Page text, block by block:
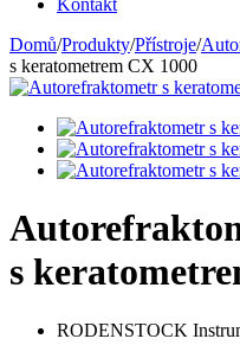
Domů/Produkty/Přístroje/
s keratometrem CX 1000
s
RODENSTOCK